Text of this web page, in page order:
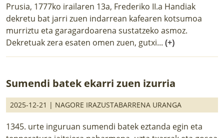
Prusia, 1777ko irailaren 13a, Frederiko II.a Handiak
dekretu bat jarri zuen indarrean kafearen kotsumoa
murriztu eta garagardoarena sustatzeko asmoz.
Dekretuak zera esaten omen zuen, gutxi... (+)
Sumendi batek ekarri zuen izurria
2025-12-21 | NAGORE IRAZUSTABARRENA URANGA
1345. urte inguruan sumendi batek eztanda egin eta